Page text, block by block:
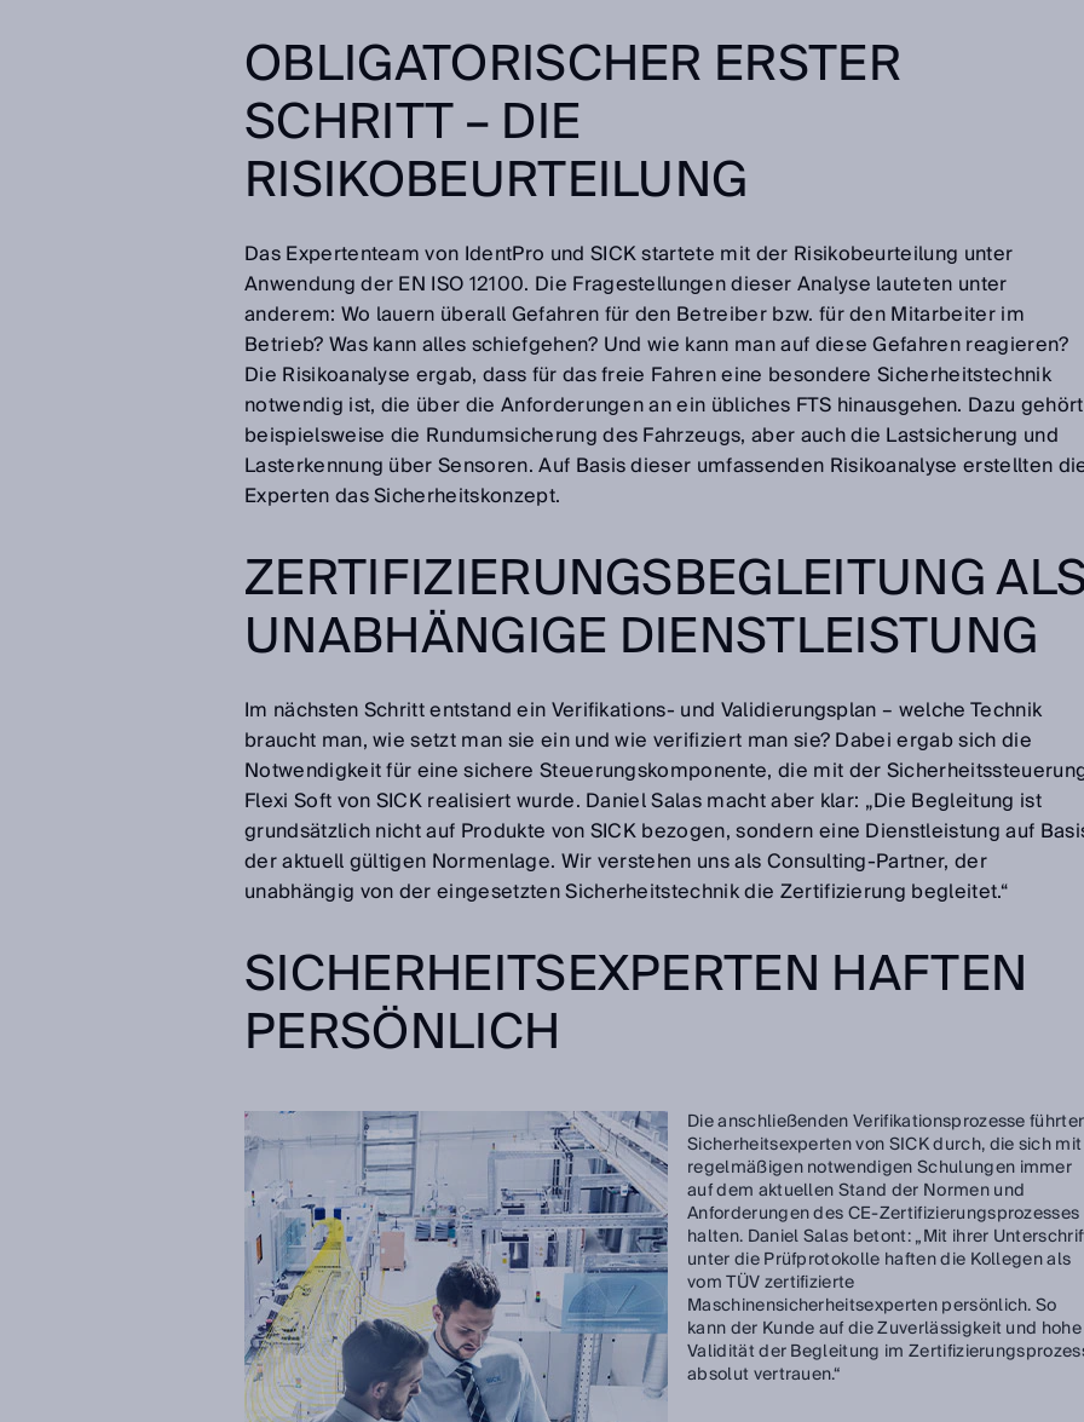
OBLIGATORISCHER ERSTER
SCHRITT – DIE
RISIKOBEURTEILUNG
Das Expertenteam von IdentPro und SICK startete mit der Risikobeurteilung unter
Anwendung der EN ISO 12100. Die Fragestellungen dieser Analyse lauteten unter
anderem: Wo lauern überall Gefahren für den Betreiber bzw. für den Mitarbeiter im
Betrieb? Was kann alles schiefgehen? Und wie kann man auf diese Gefahren reagieren?
Die Risikoanalyse ergab, dass für das freie Fahren eine besondere Sicherheitstechnik
notwendig ist, die über die Anforderungen an ein übliches FTS hinausgehen. Dazu gehört
beispielsweise die Rundumsicherung des Fahrzeugs, aber auch die Lastsicherung und
Lasterkennung über Sensoren. Auf Basis dieser umfassenden Risikoanalyse erstellten
Experten das Sicherheitskonzept.
ZERTIFIZIERUNGSBEGLEITUNG
UNABHÄNGIGE DIENSTLEISTUNG
Im nächsten Schritt entstand ein Verifikations- und Validierungsplan – welche Technik
braucht man, wie setzt man sie ein und wie verifiziert man sie? Dabei ergab sich die
Notwendigkeit für eine sichere Steuerungskomponente, die mit der
Flexi Soft von SICK realisiert wurde. Daniel Salas macht aber klar: „Die Begleitung ist
grundsätzlich nicht auf Produkte von SICK bezogen, sondern eine Dienstleistung auf
der aktuell gültigen Normenlage. Wir verstehen uns als Consulting-Partner, der
unabhängig von der eingesetzten Sicherheitstechnik die Zertifizierung begleitet.“
SICHERHEITSEXPERTEN HAFTEN
PERSÖNLICH
Die anschließenden Verifikationsprozesse
Sicherheitsexperten von SICK durch, die sich mit
regelmäßigen notwendigen Schulungen immer
auf dem aktuellen Stand der Normen und
Anforderungen des CE-Zertifizierungsprozesses
halten. Daniel Salas betont: „Mit ihrer
unter die Prüfprotokolle haften die Kollegen als
vom TÜV zertifizierte
Maschinensicherheitsexperten persönlich. So
kann der Kunde auf die Zuverlässigkeit und hohe
Validität der Begleitung im
absolut vertrauen.“